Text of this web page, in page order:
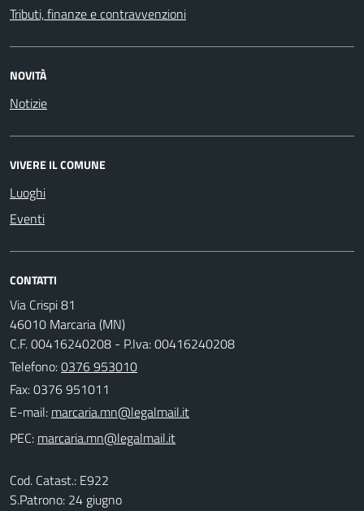
Tributi, finanze e contravvenzioni
NOVITÀ
Notizie
VIVERE IL COMUNE
Luoghi
Eventi
CONTATTI
Via Crispi 81
46010 Marcaria (MN)
C.F. 00416240208 - P.Iva: 00416240208
Telefono:0376 953010
Fax: 0376 951011
E-mail:
PEC:
Cod. Catast.: E922
S.Patrono: 24 giugno